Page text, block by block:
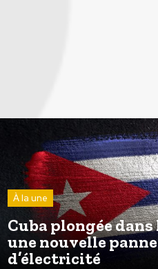
À la une
Cuba plongée
une nouvelle
d’électricité